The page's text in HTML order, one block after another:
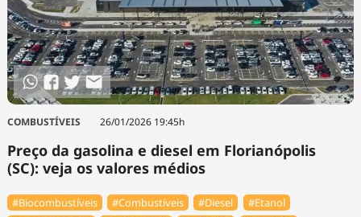
COMBUSTÍVEIS 26/01/2026 19:45h
Preço da gasolina e diesel em Florianópolis
(SC): veja os valores médios
#Biocombustíveis #Combustíveis #Diesel
#Etanol